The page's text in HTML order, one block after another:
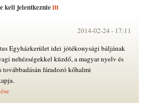
kell jelentkeznieitt
2014-02-24 - 17:11
Egyházkerület idei jótékonysági báljának
nehézségekkel küzdő, a magyar nyelv és
továbbadásán fáradozó kőhalmi